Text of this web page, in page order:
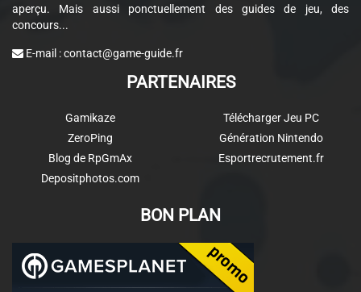
aperçu. Mais aussi ponctuellement des guides de jeu, des
concours...
E-mail :contact@game-guide.fr
PARTENAIRES
Gamikaze
ZeroPing
Blog de RpGmAx
Depositphotos.com
Télécharger Jeu PC
Génération Nintendo
Esportrecrutement.fr
BON PLAN